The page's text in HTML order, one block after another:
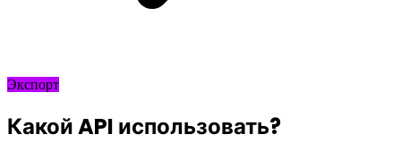
Экспорт
Какой API использовать?